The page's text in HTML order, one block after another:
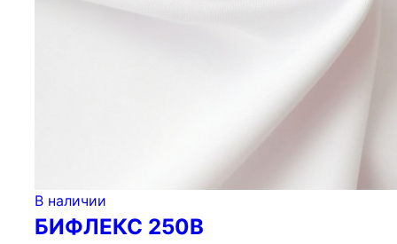
В наличии
БИФЛЕКС 250B